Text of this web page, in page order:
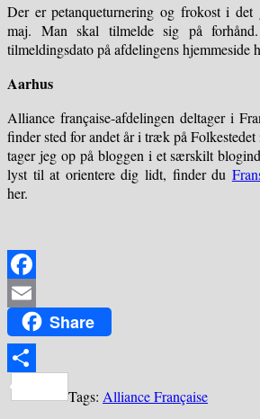
Der er petanqueturnering og frokost i det
maj. Man skal tilmelde sig på
tilmeldingsdato på afdelingens hjemmeside
Aarhus
Alliance française-afdelingen deltager i
finder sted for andet år i træk på
tager jeg op på bloggen i et særskilt
lyst til at orientere dig lidt, finder du
her.
Facebook
Email Share
Tags: Alliance Française